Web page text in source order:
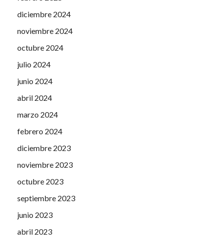
diciembre 2024
noviembre 2024
octubre 2024
julio 2024
junio 2024
abril 2024
marzo 2024
febrero 2024
diciembre 2023
noviembre 2023
octubre 2023
septiembre 2023
junio 2023
abril 2023